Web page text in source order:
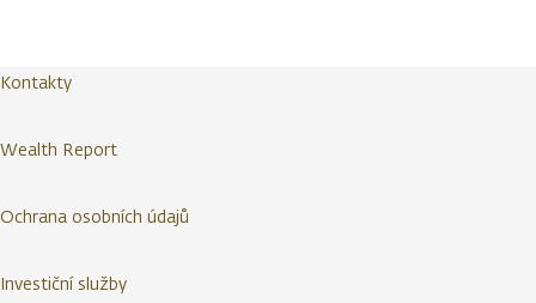
Kontakty
Wealth Report
Ochrana osobních údajů
Investiční služby